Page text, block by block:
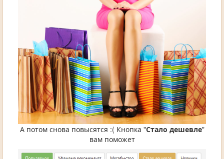
А потом снова повысятся :( Кнопка "Стало дешевле"
вам поможет